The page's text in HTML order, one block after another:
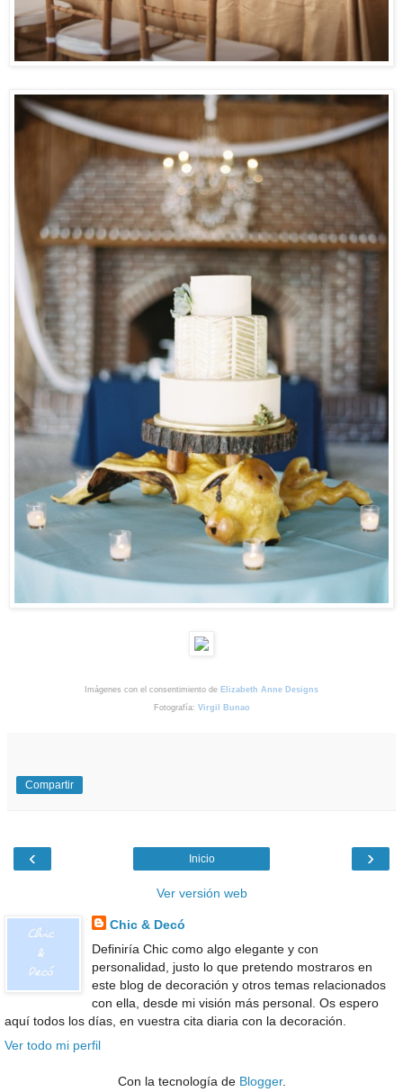
Imágenes con el consentimiento de Elizabeth Anne Designs
Fotografía: Virgil Bunao
Compartir
‹ ›
Inicio
Ver versión web
Chic & Decó
Definiría Chic como algo elegante y con
personalidad, justo lo que pretendo mostraros en
este blog de decoración y otros temas relacionados
con ella, desde mi visión más personal. Os espero
aquí todos los días, en vuestra cita diaria con la decoración.
Ver todo mi perfil
Con la tecnología de Blogger.